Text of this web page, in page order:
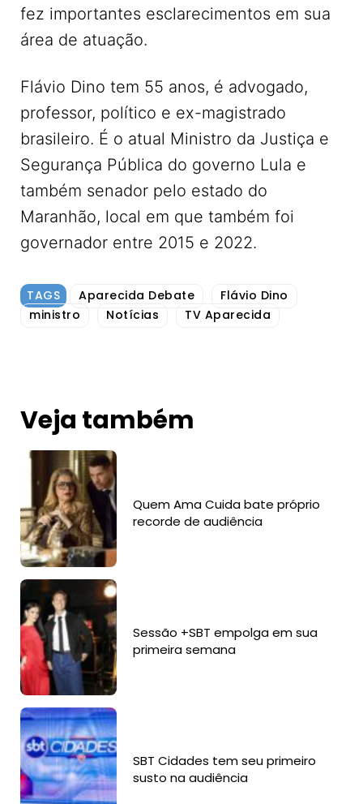
fez importantes esclarecimentos em sua
área de atuação.
Flávio Dino tem 55 anos, é advogado,
professor, político e ex-magistrado
brasileiro. É o atual Ministro da Justiça e
Segurança Pública do governo Lula e
também senador pelo estado do
Maranhão, local em que também foi
governador entre 2015 e 2022.
TAGS Aparecida Debate
Flávio Dino
ministro
Notícias TV Aparecida
Veja também
Quem Ama Cuida bate próprio
recorde de audiência
Sessão +SBT empolga em sua
primeira semana
SBT Cidades tem seu primeiro
susto na audiência